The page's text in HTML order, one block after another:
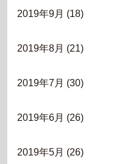
2019年9月 (18)
2019年8月 (21)
2019年7月 (30)
2019年6月 (26)
2019年5月 (26)